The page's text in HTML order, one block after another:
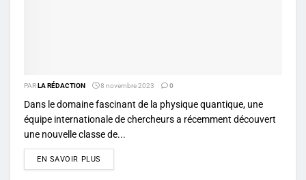
PARLA RÉDACTION 8 novembre 2023 0
Dans le domaine fascinant de la physique quantique, une
équipe internationale de chercheurs a récemment découvert
une nouvelle classe de...
EN SAVOIR PLUS